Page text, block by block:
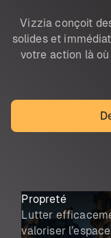
Vizzia conçoit
solides et
votre action là
Propreté
Lutter
valoriser